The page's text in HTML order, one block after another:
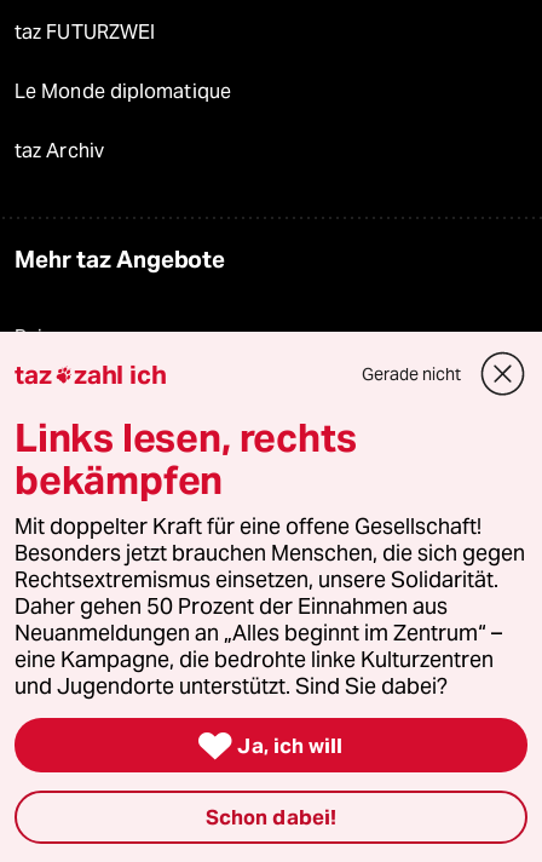
taz FUTURZWEI
Le Monde diplomatique
taz Archiv
Mehr taz Angebote
Reisen
Shop
Anzeigen
Fragen & Hilfe
Feedback
Aboservice
ePaper Login
taz zahl ich Gerade nicht
Links lesen, rechts
bekämpfen
Mit doppelter Kraft für eine offene Gesellschaft!
Besonders jetzt brauchen Menschen, die sich gegen
Rechtsextremismus einsetzen, unsere Solidarität.
Daher gehen 50 Prozent der Einnahmen aus
Neuanmeldungen an „Alles beginnt im Zentrum“ –
eine Kampagne, die bedrohte linke Kulturzentren
und Jugendorte unterstützt. Sind Sie dabei?
 Ja, ich will
Schon dabei!